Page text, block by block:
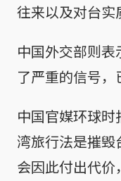
往来以及对台实
中国外交部则
了严重的信号
中国官媒环球
湾旅行法是摧
会因此付出代